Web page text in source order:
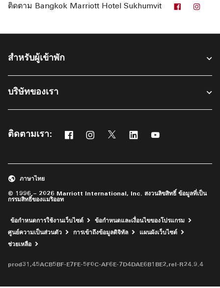
ติดตาม Bangkok Marriott Hotel Sukhumvit Facebook
สำหรับผู้เข้าพัก​
บริษัทของเรา
ติดตามเรา:
Facebook
เปิดในหน้าต่างใหม่
Instagram
เปิดในหน้าต่างใหม่
Twitter
เปิดในหน้าต่างใหม่
Linkedin
เปิดในหน้าต่างใหม่
© 1996 – 2026 Marriott International, Inc. สงวนลิขสิทธิ์ ข้อมูลที่เป็น
กรรมสิทธิ์ของแมริออท
ภาษาไทย
ข้อกำหนดการใช้งานเว็บไซต์
ข้อกำหนดและเงื่อนไขของโปรแกรม
ศูนย์ความเป็นส่วนตัว
การเข้าถึงข้อมูลดิจิทัล
แผนผังเว็บไซต์
ช่วยเหลือ
prod31,45ACB5BF-E7FE-5F0C-AF6E-7D4DAE6B1BE2,rel-R24.9.4